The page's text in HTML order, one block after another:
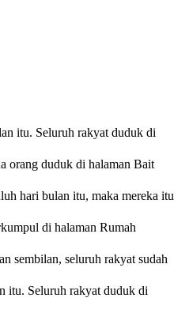
itu. Seluruh rakyat duduk di
orang duduk di halaman Bait
hari bulan itu, maka mereka itu
di halaman Rumah
sembilan, seluruh rakyat sudah
itu. Seluruh rakyat duduk di